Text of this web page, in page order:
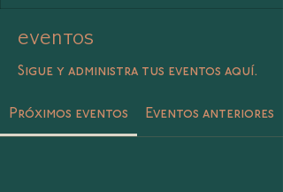
Eventos
Sigue y administra tus eventos aquí.
Próximos eventos Eventos anteriores